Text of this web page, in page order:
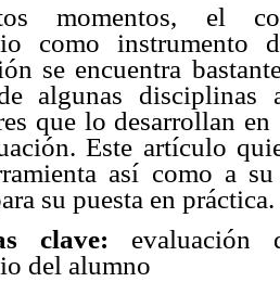
momentos, el
como instrumento
se encuentra
algunas
que lo desarrollan
Este artículo
así como a
su puesta en práctica.
clave: evaluación
del alumno